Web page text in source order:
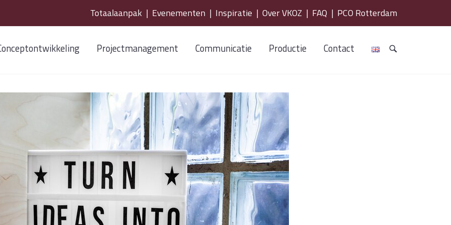
Totaalaanpak | Evenementen | Inspiratie | Over VKOZ | FAQ | PCO Rotterdam
Projectmanagement Communicatie Productie Contact
OPEN